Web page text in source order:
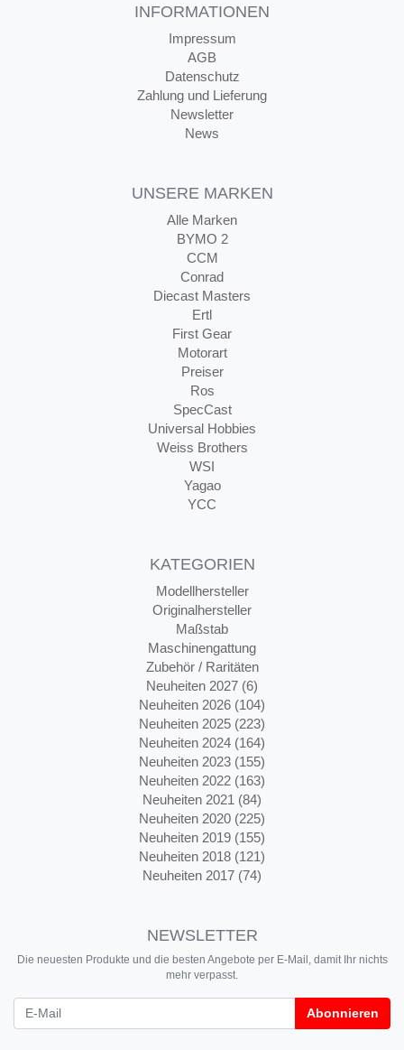
INFORMATIONEN
Impressum
AGB
Datenschutz
Zahlung und Lieferung
Newsletter
News
UNSERE MARKEN
Alle Marken
BYMO 2
CCM
Conrad
Diecast Masters
Ertl
First Gear
Motorart
Preiser
Ros
SpecCast
Universal Hobbies
Weiss Brothers
WSI
Yagao
YCC
KATEGORIEN
Modellhersteller
Originalhersteller
Maßstab
Maschinengattung
Zubehör / Raritäten
Neuheiten 2027 (6)
Neuheiten 2026 (104)
Neuheiten 2025 (223)
Neuheiten 2024 (164)
Neuheiten 2023 (155)
Neuheiten 2022 (163)
Neuheiten 2021 (84)
Neuheiten 2020 (225)
Neuheiten 2019 (155)
Neuheiten 2018 (121)
Neuheiten 2017 (74)
NEWSLETTER
Die neuesten Produkte und die besten Angebote per E-Mail, damit Ihr nichts
mehr verpasst.
Abonnieren